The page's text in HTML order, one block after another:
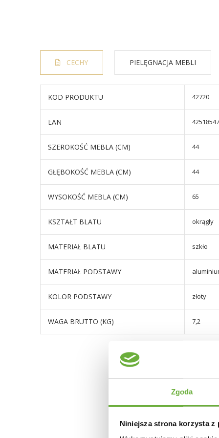
Zgoda
Niniejsza strona korzysta z
CECHY PIELĘGNACJA MEBLI
KOD PRODUKTU 42720
EAN
SZEROKOŚĆ MEBLA (CM) 44
GŁĘBOKOŚĆ MEBLA (CM) 44
WYSOKOŚĆ MEBLA (CM) 65
KSZTAŁT BLATU okrągły
MATERIAŁ BLATU szkło
MATERIAŁ PODSTAWY
KOLOR PODSTAWY złoty
WAGA BRUTTO (KG) 7,2